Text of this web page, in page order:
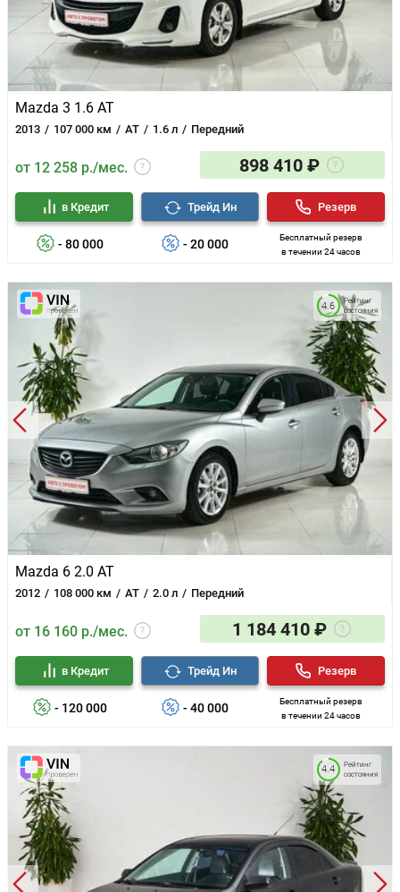
Mazda 3 1.6 AT
2013 107 000 км AT 1.6 л Передний
от 12 258 р./мес. 898 410 ₽
- 80 000
в Кредит
- 20 000
Трейд Ин
Бесплатный резерв
в течении 24 часов
Резерв
Mazda 6 2.0 AT
2012 108 000 км AT 2.0 л Передний
Рейтинг
состояния
4.6
от 16 160 р./мес. 1 184 410 ₽
- 120 000
в Кредит
- 40 000
Трейд Ин
Бесплатный резерв
в течении 24 часов
Резерв
Рейтинг
состояния
4.4